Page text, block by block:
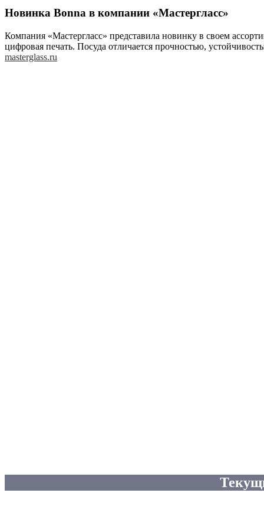
Новинка Bonna в компании «Мастергласс»
Компания «Мастергласс» представила новинку в своем
цифровая печать. Посуда отличается прочностью,
masterglass.ru